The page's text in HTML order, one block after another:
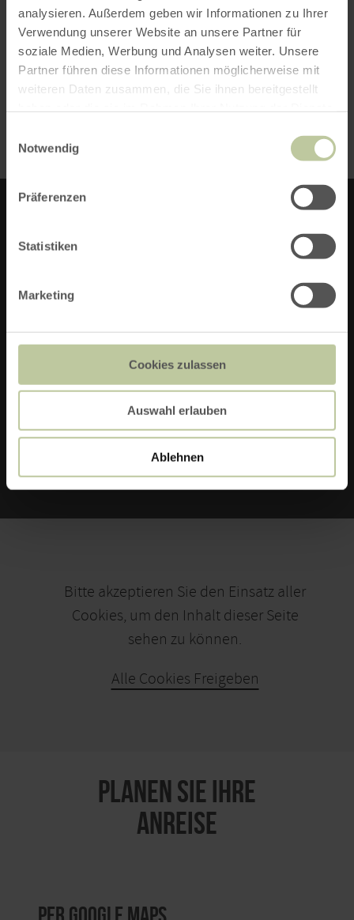
analysieren. Außerdem geben wir Informationen zu Ihrer
Verwendung unserer Website an unsere Partner für
soziale Medien, Werbung und Analysen weiter. Unsere
Partner führen diese Informationen möglicherweise mit
weiteren Daten zusammen, die Sie ihnen bereitgestellt
Notwendig
Präferenzen
Statistiken
Marketing
Cookies zulassen
Auswahl erlauben
Ablehnen
EEFELHUUS CHARLY
Messeweg 42
Telefon: +49 2472 9930347
E-MAIL VERFASSEN
Bitte akzeptieren Sie den Einsatz aller
Cookies, um den Inhalt dieser Seite
sehen zu können.
Alle Cookies Freigeben
PLANEN SIE IHRE
ANREISE
per Google Maps